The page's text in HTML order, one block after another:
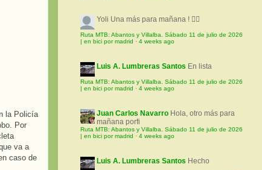
la Policía
Por
va a
caso de
Yoli Una más para mañana ! 🚵‍♀️
Ruta MTB: Abantos y Villalba. Sábado 11 de julio de 2026
| en bici por madrid · 4 weeks ago
Luis A. Lumbreras Santos En lista
Ruta MTB: Abantos y Villalba. Sábado 11 de julio de 2026
| en bici por madrid · 4 weeks ago
Juan Carlos Navarro Hola, otro más para
mañana porfi
Ruta MTB: Abantos y Villalba. Sábado 11 de julio de 2026
| en bici por madrid · 4 weeks ago
Luis A. Lumbreras Santos Hecho